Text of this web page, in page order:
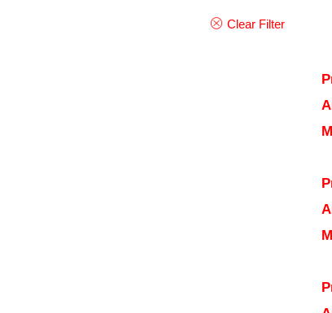
Clear Filter